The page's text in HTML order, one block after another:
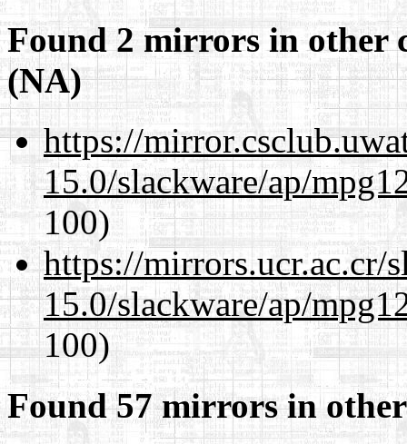
Found 2 mirrors in other
(NA)
https://
15.0/slackware/ap/
100)
https://mirrors.ucr.ac.cr/
15.0/slackware/ap/
100)
Found 57 mirrors in